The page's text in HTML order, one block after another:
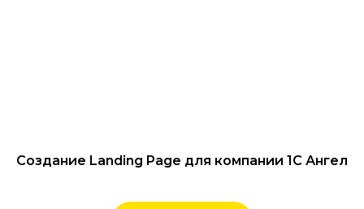
Создание Landing Page для компании 1С Ангел